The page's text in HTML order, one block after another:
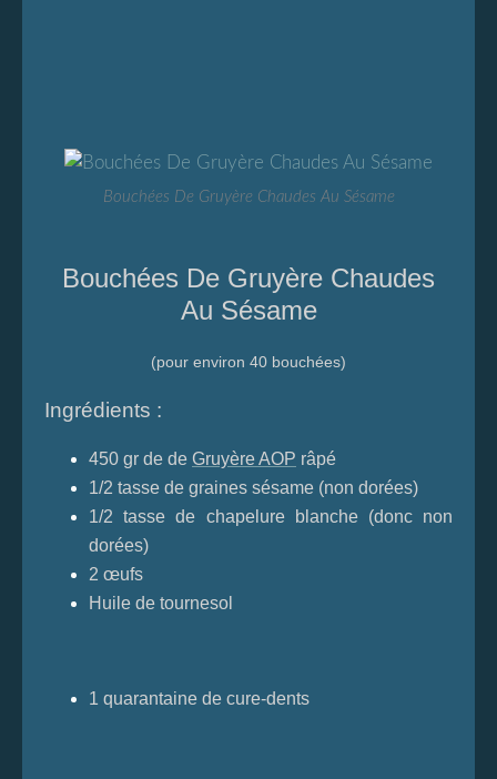
Bouchées De Gruyère Chaudes Au Sésame
Bouchées De Gruyère Chaudes
Au Sésame
(pour environ 40 bouchées)
Ingrédients :
450 gr de de Gruyère AOP râpé
1/2 tasse de graines sésame (non dorées)
1/2 tasse de chapelure blanche (donc non
dorées)
2 œufs
Huile de tournesol
1 quarantaine de cure-dents